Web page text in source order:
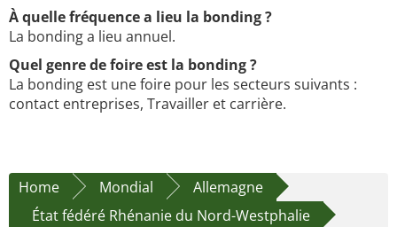
À quelle fréquence a lieu la bonding ?
La bonding a lieu annuel.
Quel genre de foire est la bonding ?
La bonding est une foire pour les secteurs suivants :
contact entreprises, Travailler et carrière.
Home Mondial
Allemagne
État fédéré Rhénanie du Nord-Westphalie